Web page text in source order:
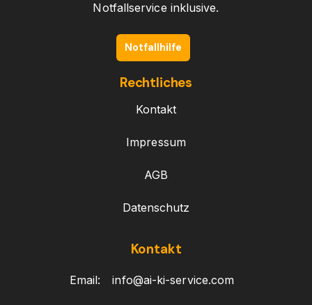
Notfallservice inklusive.
Notfallhilfe
Rechtliches
Kontakt
Impressum
AGB
Datenschutz
Kontakt
Email: info@ai-ki-service.com